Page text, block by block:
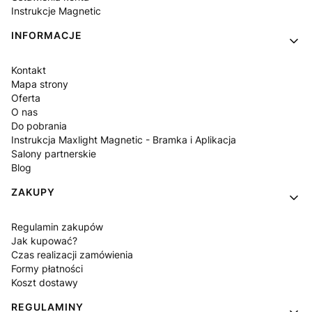
Instrukcje Magnetic
INFORMACJE
Kontakt
Mapa strony
Oferta
O nas
Do pobrania
Instrukcja Maxlight Magnetic - Bramka i Aplikacja
Salony partnerskie
Blog
ZAKUPY
Regulamin zakupów
Jak kupować?
Czas realizacji zamówienia
Formy płatności
Koszt dostawy
REGULAMINY